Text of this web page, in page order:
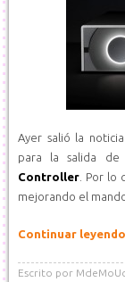
Ayer salió la
para la salida de
Controller . Por
mejorando el
Continuar leyendo
Escrito por